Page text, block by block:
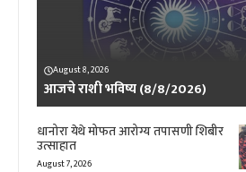
August 8, 2026
आजचे राशी भविष्य (8/8/2026)
धानोरा येथे मोफत आरोग्य तपासणी शिबीर
उत्साहात
August 7, 2026